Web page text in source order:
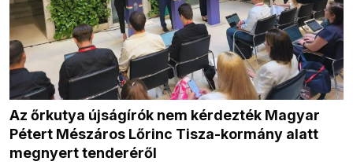
Az őrkutya újságírók nem kérdezték Magyar
Pétert Mészáros Lőrinc Tisza-kormány alatt
megnyert tenderéről